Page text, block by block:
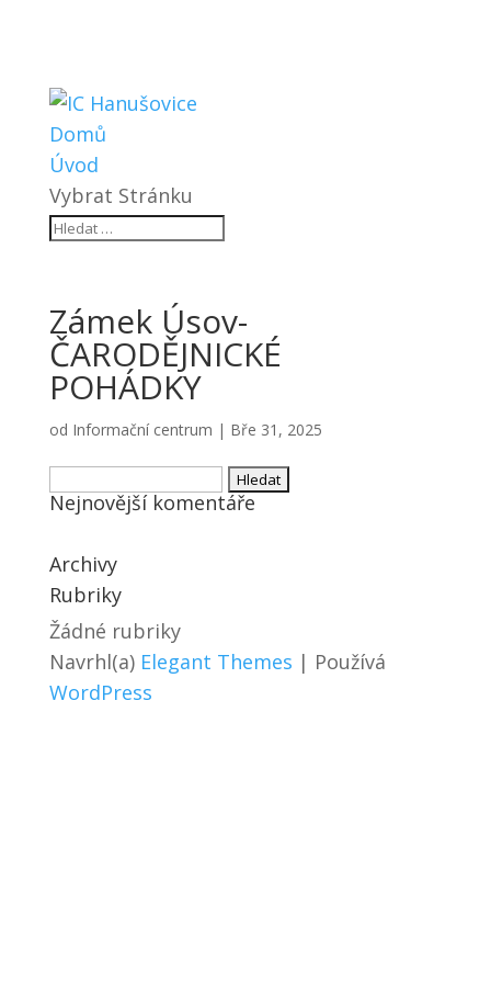
Domů
Úvod
Vybrat Stránku
Zámek Úsov-
ČARODĚJNICKÉ
POHÁDKY
od Informační centrum | Bře 31, 2025
Vyhledávání
Nejnovější komentáře
Archivy
Rubriky
Žádné rubriky
Navrhl(a) Elegant Themes | Používá
WordPress